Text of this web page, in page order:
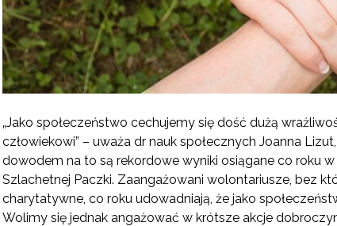
„Jako społeczeństwo cechujemy się dość dużą
człowiekowi” – uważa dr nauk społecznych Joanna
dowodem na to są rekordowe wyniki osiągane co roku
Szlachetnej Paczki. Zaangażowani wolontariusze, bez
charytatywne, co roku udowadniają, że jako
Wolimy się jednak angażować w krótsze akcje